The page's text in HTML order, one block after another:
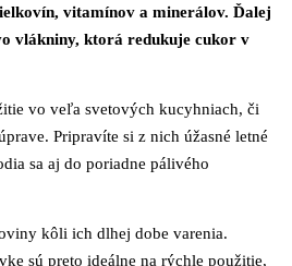
vitamínov a minerálov. Ďalej
vlákniny, ktorá redukuje cukor v
vo veľa svetových kucyhniach, či
Pripravíte si z nich úžasné letné
sa aj do poriadne pálivého
kôli ich dlhej dobe varenia.
sú preto ideálne na rýchle použitie,